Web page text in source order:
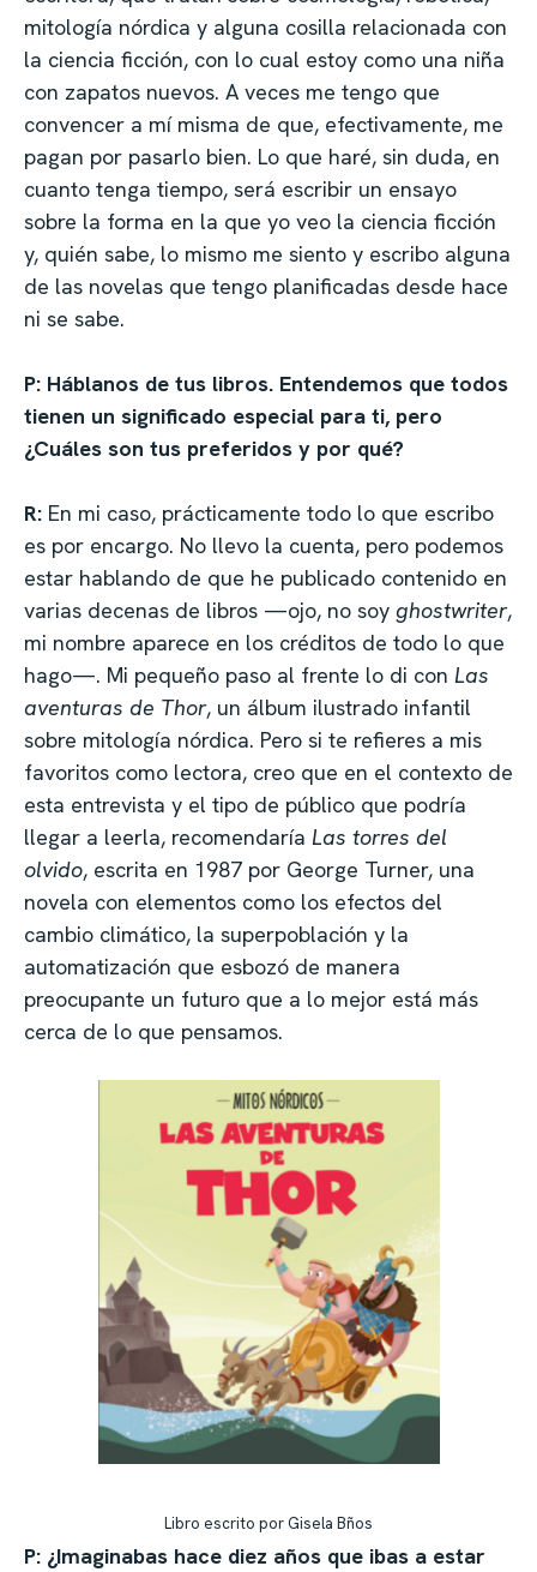
mitología nórdica y alguna cosilla relacionada con
la ciencia ficción, con lo cual estoy como una niña
con zapatos nuevos. A veces me tengo que
convencer a mí misma de que, efectivamente, me
pagan por pasarlo bien. Lo que haré, sin duda, en
cuanto tenga tiempo, será escribir un ensayo
sobre la forma en la que yo veo la ciencia ficción
y, quién sabe, lo mismo me siento y escribo alguna
de las novelas que tengo planificadas desde hace
ni se sabe.
P: Háblanos de tus libros. Entendemos que todos
tienen un significado especial para ti, pero
¿Cuáles son tus preferidos y por qué?
R: En mi caso, prácticamente todo lo que escribo
es por encargo. No llevo la cuenta, pero podemos
estar hablando de que he publicado contenido en
varias decenas de libros —ojo, no soy ghostwriter,
mi nombre aparece en los créditos de todo lo que
hago—. Mi pequeño paso al frente lo di con Las
aventuras de Thor, un álbum ilustrado infantil
sobre mitología nórdica. Pero si te refieres a mis
favoritos como lectora, creo que en el contexto de
esta entrevista y el tipo de público que podría
llegar a leerla, recomendaría Las torres del
olvido, escrita en 1987 por George Turner, una
novela con elementos como los efectos del
cambio climático, la superpoblación y la
automatización que esbozó de manera
preocupante un futuro que a lo mejor está más
cerca de lo que pensamos.
Libro escrito por Gisela Bños
P: ¿Imaginabas hace diez años que ibas a estar